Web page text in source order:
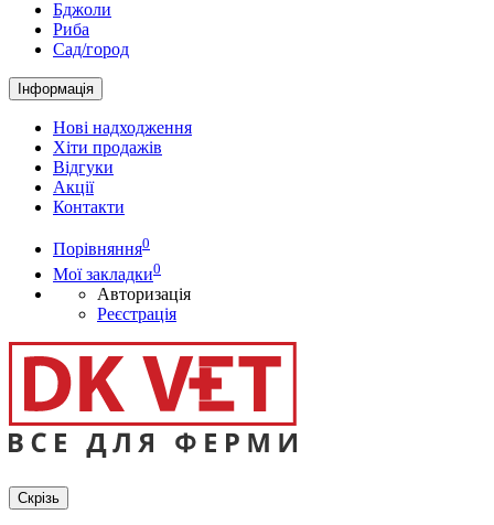
Бджоли
Риба
Сад/город
Інформація
Нові надходження
Хіти продажів
Відгуки
Акції
Контакти
Порівняння0
Мої закладки0
Авторизація
Реєстрація
Скрізь